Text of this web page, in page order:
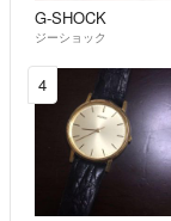
G-SHOCK
ジーショック
4